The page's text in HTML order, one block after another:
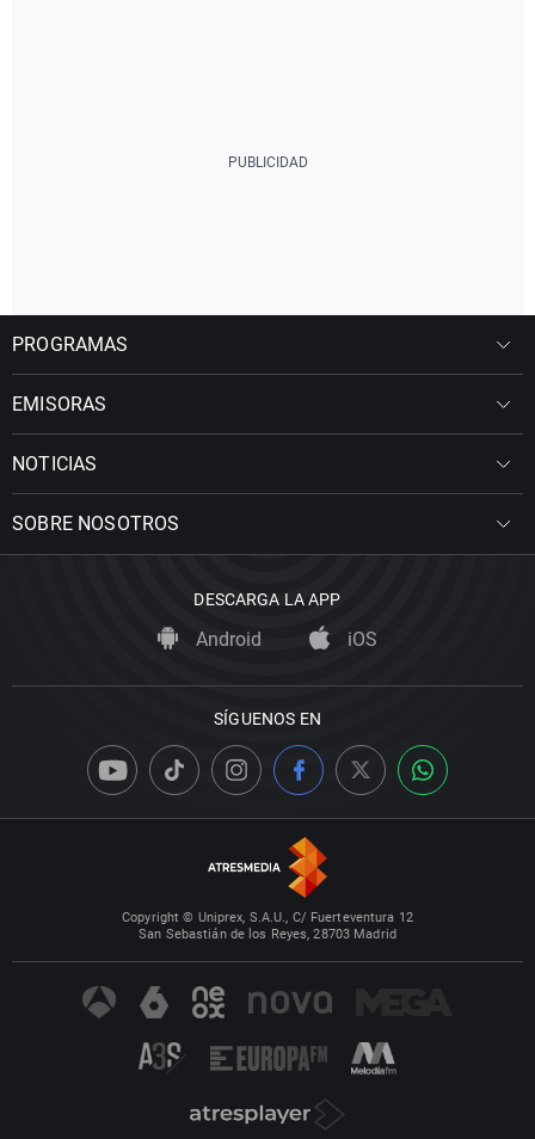
PROGRAMAS
EMISORAS
NOTICIAS
SOBRE NOSOTROS
DESCARGA LA APP
Android iOS
SÍGUENOS EN
Copyright © Uniprex, S.A.U., C/ Fuerteventura 12
San Sebastián de los Reyes, 28703 Madrid